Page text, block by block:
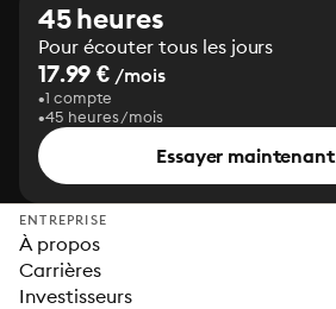
45 heures
Pour écouter tous les jours
17.99 € /mois
1 compte
45 heures/mois
Essayer maintenant
ENTREPRISE
À propos
Carrières
Investisseurs